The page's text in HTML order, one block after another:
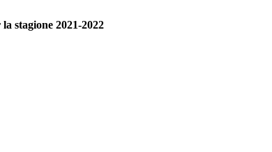
stagione 2021-2022